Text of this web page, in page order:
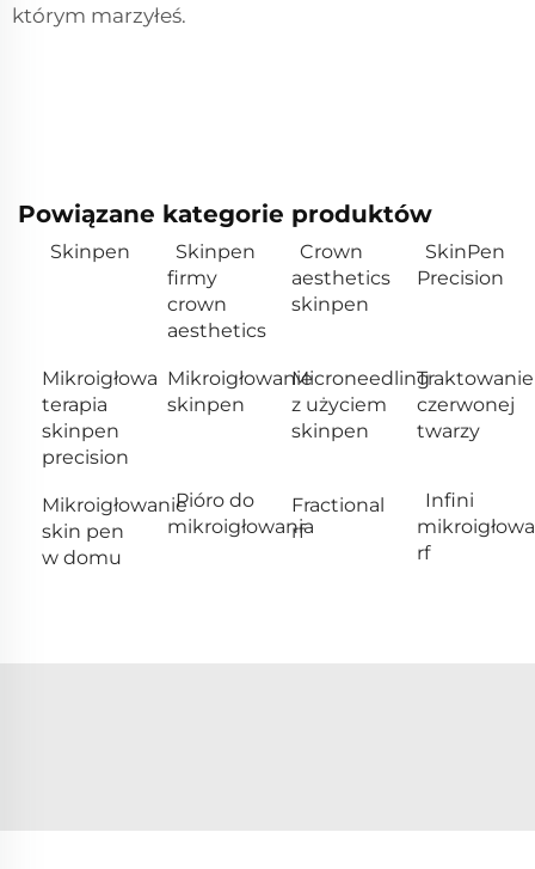
którym marzyłeś.
Powiązane kategorie produktów
Skinpen
Skinpen
firmy
crown
aesthetics
Crown
aesthetics
skinpen
SkinPen
Precision
Mikroigłowa
terapia
skinpen
precision
Mikroigłowanie
skinpen
Microneedling
z użyciem
skinpen
Traktowanie
czerwonej
twarzy
Mikroigłowanie
skin pen
w domu
Pióro do
mikroigłowania
Fractional
rf
Infini
rf